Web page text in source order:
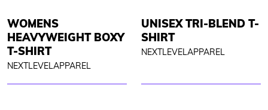
WOMENS
HEAVYWEIGHT BOXY
T-SHIRT
NEXTLEVELAPPAREL
UNISEX TRI-BLEND T-
SHIRT
NEXTLEVELAPPAREL